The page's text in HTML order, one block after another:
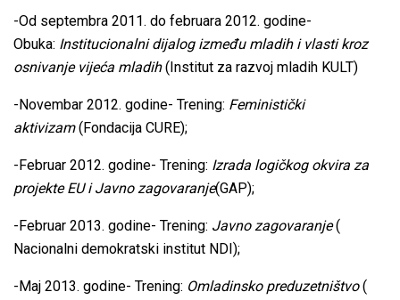
-Od septembra 2011. do februara 2012. godine-
Obuka: Institucionalni dijalog između mladih i vlasti kroz
osnivanje vijeća mladih(Institut za razvoj mladih KULT)
-Novembar 2012. godine- Trening: Feministički
aktivizam(Fondacija CURE);
-Februar 2012. godine- Trening: Izrada logičkog okvira za
projekte EU i Javno zagovaranje(GAP);
-Februar 2013. godine- Trening: Javno zagovaranje(
Nacionalni demokratski institut NDI);
-Maj 2013. godine- Trening: Omladinsko preduzetništvo(